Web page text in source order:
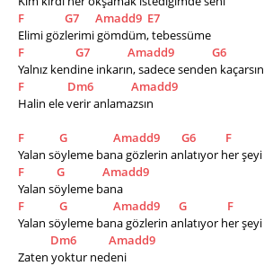
F
G7 Amadd9 E7
Elimi gözlerimi gömdüm, tebessüme
F
G7 Amadd9
G6
Yalnız kendine inkarın, sadece senden kaçarsın
F
Dm6
Amadd9
Halin ele verir anlamazsın
F G Amadd9 G6
F
Yalan söyleme bana gözlerin anlatıyor her şeyi
F
G
Amadd9
Yalan söyleme bana
F
G Amadd9 G
F
Yalan söyleme bana gözlerin anlatıyor her şeyi
Dm6
Amadd9
Zaten yoktur nedeni